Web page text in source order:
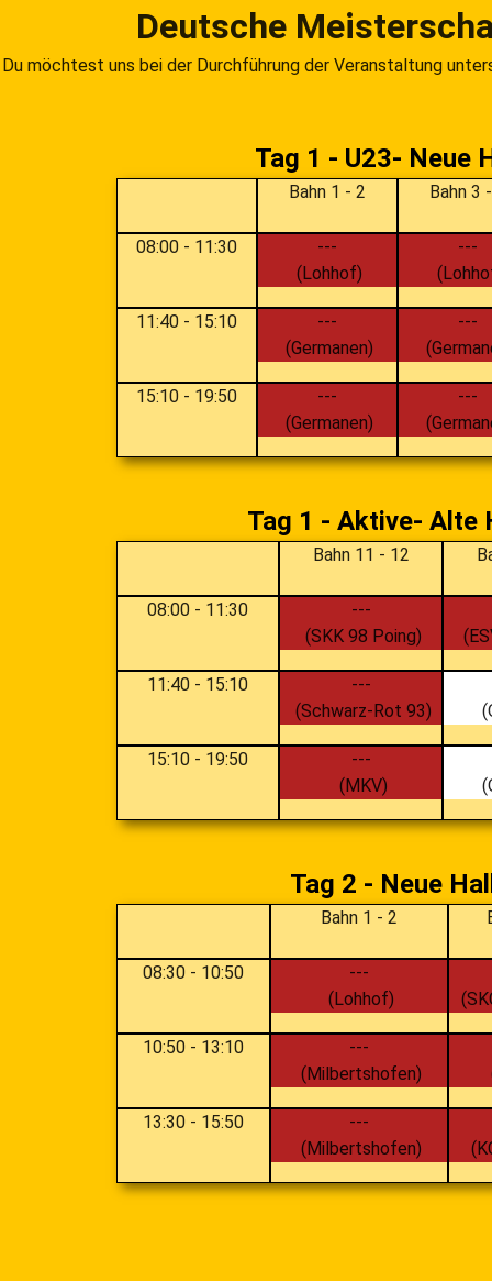
Deutsche
Du möchtest uns bei der Durchführung der Veranstaltung
Tag 1 - U23- Neue
Bahn 1 - 2 Bahn 3
08:00 - 11:30
---
(Lohhof)
---
11:40 - 15:10
---
(Germanen)
---
15:10 - 19:50
---
(Germanen)
---
Tag 1 - Aktive- Alte
Bahn 11 - 12
08:00 - 11:30
---
(SKK 98 Poing)
11:40 - 15:10
---
(Schwarz-Rot 93)
15:10 - 19:50
---
(MKV)
Tag 2 - Neue
Bahn 1 - 2
08:30 - 10:50
---
(Lohhof)
10:50 - 13:10
---
(Milbertshofen)
13:30 - 15:50
---
(Milbertshofen)